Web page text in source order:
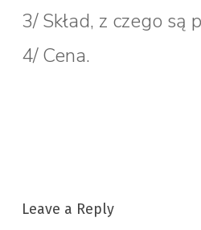
3/ Skład, z czego są
4/ Cena.
Leave a Reply